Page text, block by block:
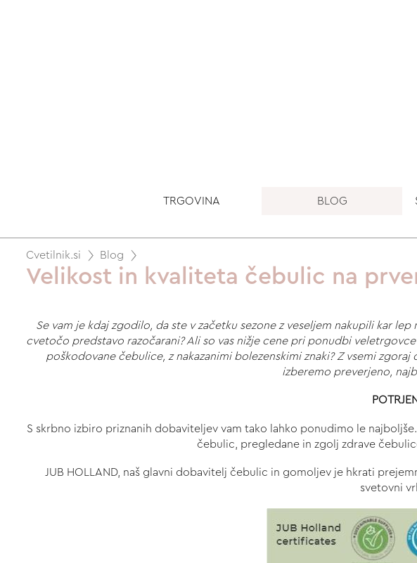
TRGOVINA BLOG
Cvetilnik.si Blog
Velikost in kvaliteta čebulic na
Se vam je kdaj zgodilo, da ste v začetku sezone z veseljem nakupili kar
cvetočo predstavo razočarani? Ali so vas nižje cene pri ponudbi
poškodovane čebulice, z nakazanimi bolezenskimi znaki? Z vsemi
izberemo preverjeno,
S skrbno izbiro priznanih dobaviteljev vam tako lahko ponudimo le
čebulic, pregledane in zgolj zdrave
JUB HOLLAND, naš glavni dobavitelj čebulic in gomoljev je hkrati
svetovni